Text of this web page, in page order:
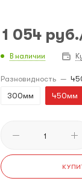
1 054 руб.
В наличии
Разновидность —
300мм
450мм